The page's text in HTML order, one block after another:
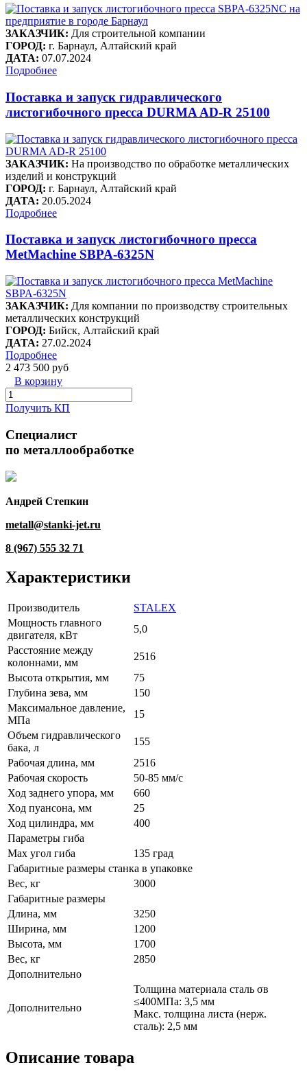
ЗАКАЗЧИК: Для строительной компании
ГОРОД: г. Барнаул, Алтайский край
ДАТА: 07.07.2024
Подробнее
Поставка и запуск гидравлического
листогибочного пресса DURMA AD-R 25100
ЗАКАЗЧИК: На производство по обработке металлических
изделий и конструкций
ГОРОД: г. Барнаул, Алтайский край
ДАТА: 20.05.2024
Подробнее
Поставка и запуск листогибочного пресса
MetMachine SBPA-6325N
ЗАКАЗЧИК: Для компании по производству строительных
металлических конструкций
ГОРОД: Бийск, Алтайский край
ДАТА: 27.02.2024
Подробнее
2 473 500 руб
В корзину
Получить КП
Специалист
по металлообработке
Андрей Степкин
metall@stanki-jet.ru
8 (967) 555 32 71
Характеристики
Производитель
STALEX
Мощность главного
двигателя, кВт
5,0
Расстояние между
колоннами, мм
2516
Высота открытия, мм
75
Глубина зева, мм
150
Максимальное давление,
МПа
15
Объем гидравлического
бака, л
155
Рабочая длина, мм
2516
Рабочая скорость
50-85 мм/с
Ход заднего упора, мм
660
Ход пуансона, мм
25
Ход цилиндра, мм
400
Параметры гиба
Max угол гиба
135 град
Габаритные размеры станка в упаковке
Вес, кг
3000
Габаритные размеры
Длина, мм
3250
Ширина, мм
1200
Высота, мм
1700
Вес, кг
2850
Дополнительно
Дополнительно
Толщина материала сталь σв
≤400МПа: 3,5 мм
Макс. толщина листа (нерж.
сталь): 2,5 мм
Описание товара